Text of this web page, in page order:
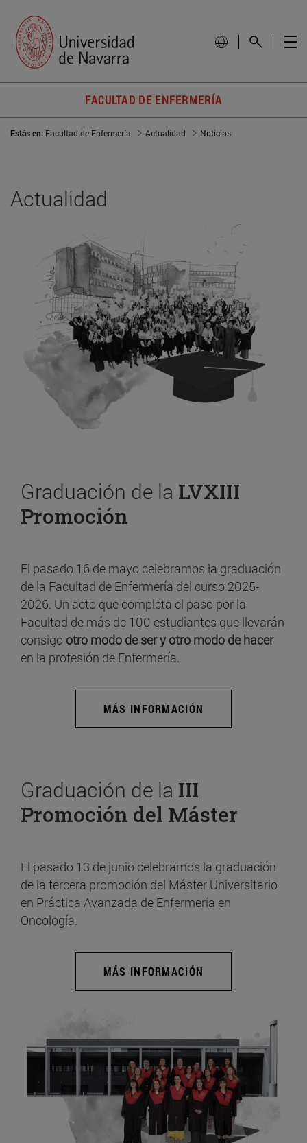
FACULTAD DE ENFERMERÍA
Estás en: Facultad de Enfermería Actualidad Noticias
Actualidad
Graduación de la LVXIII
Promoción
El pasado 16 de mayo celebramos la graduación
de la Facultad de Enfermería del curso 2025-
2026. Un acto que completa el paso por la
Facultad de más de 100 estudiantes que llevarán
consigo otro modo de ser y otro modo de hacer
en la profesión de Enfermería.
MÁS INFORMACIÓN
Graduación de la III
Promoción del Máster
El pasado 13 de junio celebramos la graduación
de la tercera promoción del Máster Universitario
en Práctica Avanzada de Enfermería en
Oncología.
MÁS INFORMACIÓN